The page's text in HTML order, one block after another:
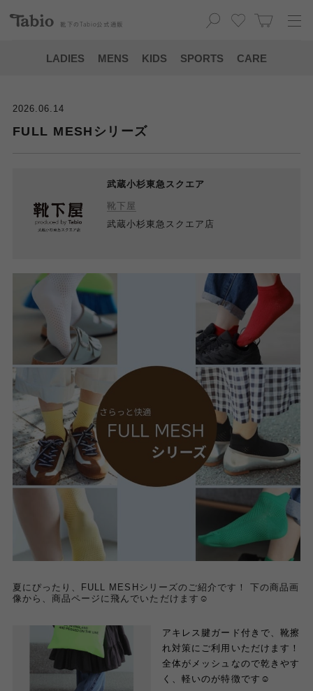
靴下の Tabio 公式通販
LADIES MENS KIDS SPORTS CARE
2026.06.14
FULL MESHシリーズ
武蔵小杉東急スクエア
靴下屋
武蔵小杉東急スクエア店
夏にぴったり、FULL MESHシリーズのご紹介です！ 下の商品画
像から、商品ページに飛んでいただけます☺︎
アキレス腱ガード付きで、靴擦
れ対策にご利用いただけます！
全体がメッシュなので乾きやす
く、軽いのが特徴です☺︎